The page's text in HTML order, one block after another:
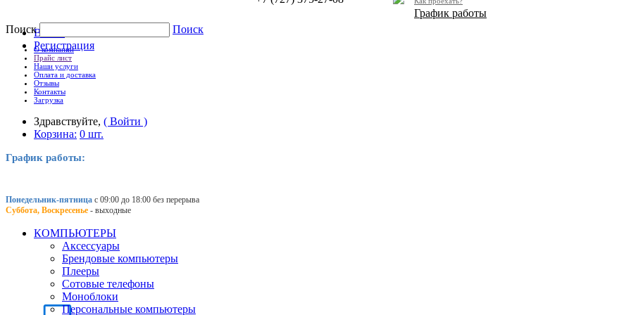
График работы
Войти
Регистрация
Поиск Поиск
О компании
Прайс лист
Наши услуги
Оплата и доставка
Отзывы
Контакты
Загрузка
Здравствуйте, ( Войти )
Корзина: 0 шт.
График работы:
Понедельник-пятница с 09:00 до 18:00 без перерыва
Суббота, Воскресенье - выходные
КОМПЬЮТЕРЫ
Аксессуары
Брендовые компьютеры
Плееры
Сотовые телефоны
Моноблоки
Персональные компьютеры